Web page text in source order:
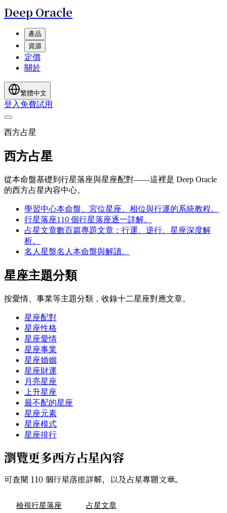
Deep Oracle
產品
資源
定價
關於
繁體中文
登入 免費試用
西方占星
西方占星
從本命盤基礎到行星落座與星座配對——這裡是 Deep Oracle
的西方占星內容中心。
學習中心本命盤、宮位星座、相位與行運的系統教程。
行星落座110 個行星落座逐一詳解。
占星文章數百篇專題文章：行運、逆行、星座深度解
析。
名人星盤名人本命盤與解讀。
星座主題分類
按愛情、事業等主題分類，收錄十二星座對應文章。
星座配對
星座性格
星座愛情
星座事業
星座婚姻
星座財運
月亮星座
上升星座
最不配的星座
星座元素
星座模式
星座排行
瀏覽更多西方占星內容
可查閱 110 個行星落座詳解，以及占星專題文章。
檢視行星落座 占星文章